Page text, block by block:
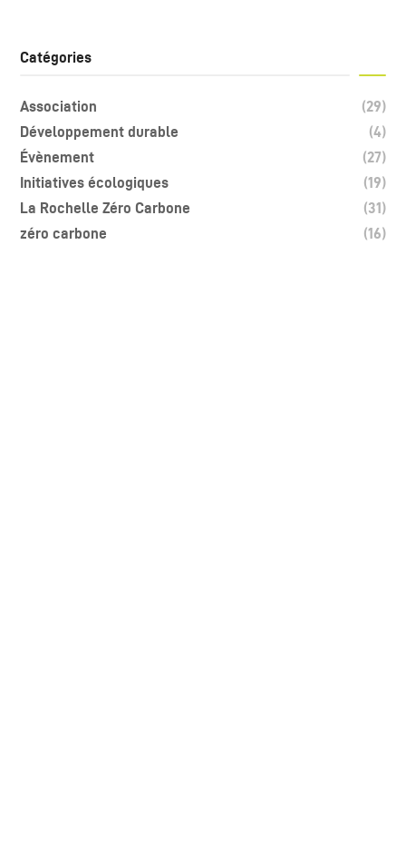
Catégories
Association
(29)
Développement durable
(4)
Évènement
(27)
Initiatives écologiques
(19)
La Rochelle Zéro Carbone
(31)
zéro carbone
(16)